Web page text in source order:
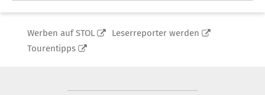
Werben auf STOL
Leserreporter werden
Tourentipps